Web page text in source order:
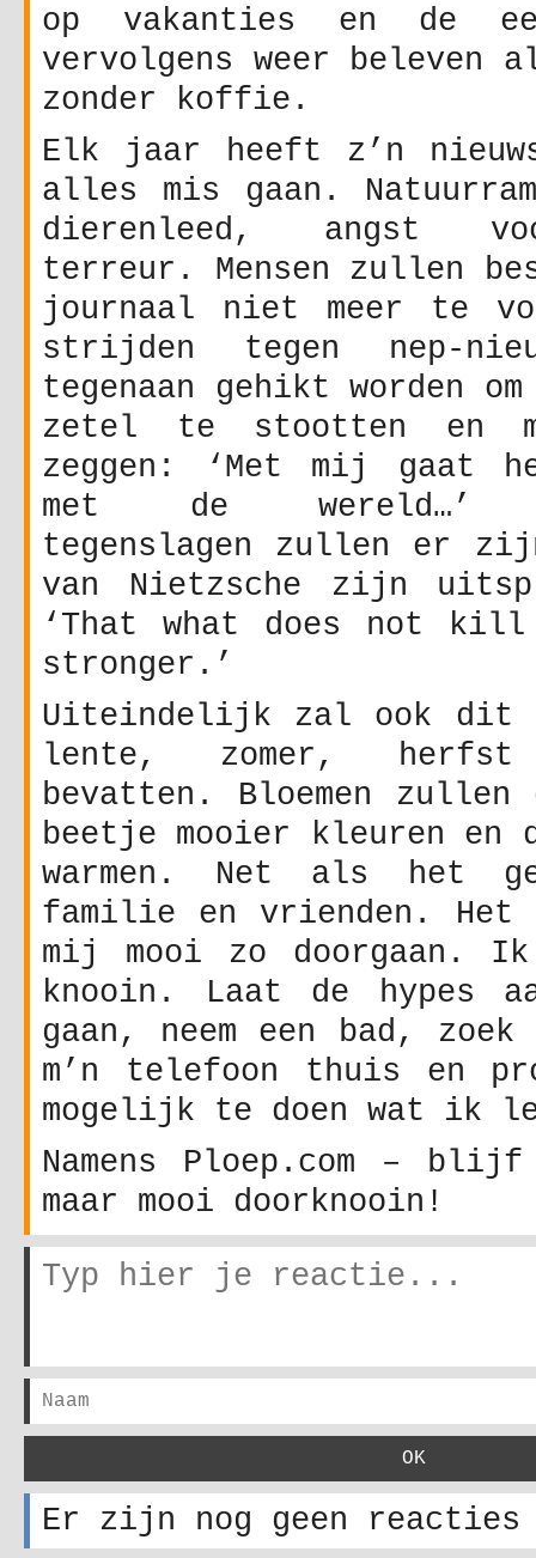
op vakanties en de
vervolgens weer beleven
zonder koffie.
Elk jaar heeft z’n
alles mis gaan.
dierenleed, angst
terreur. Mensen zullen
journaal niet meer te
strijden tegen nep-
tegenaan gehikt worden om
zetel te stootten en
zeggen: ‘Met mij gaat
met de wereld…’
tegenslagen zullen er
van Nietzsche zijn
‘That what does not kill
stronger.’
Uiteindelijk zal ook dit
lente, zomer,
bevatten. Bloemen zullen
beetje mooier kleuren en
warmen. Net als het
familie en vrienden. Het
mij mooi zo doorgaan.
knooin. Laat de hypes
gaan, neem een bad,
m’n telefoon thuis en
mogelijk te doen wat ik
Namens Ploep.com –
maar mooi doorknooin!
Er zijn nog geen reacties